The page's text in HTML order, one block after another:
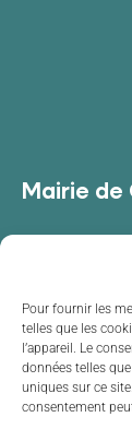
Pour fournir les
telles que les
l’appareil. Le
données telles
uniques sur ce
consentement
Mairie de
05 55 39
Horaires
Lundi
Mardi